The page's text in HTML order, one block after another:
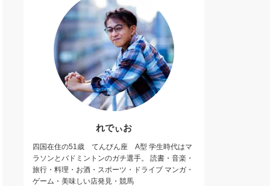
れでぃお
四国在住の51歳 てんびん座 A型 学生時代はマ
ラソンとバドミントンのガチ選手。 読書・音楽・
旅行・料理・お酒・スポーツ・ドライブ マンガ・
ゲーム・美味しい店発見・競馬